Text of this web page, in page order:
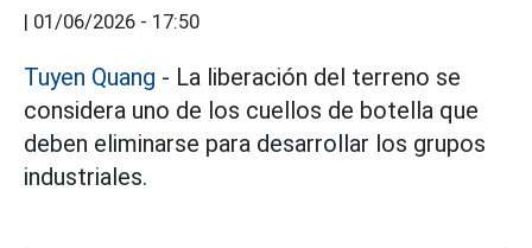
| 01/06/2026 - 17:50
Tuyen Quang - La liberación del terreno se
considera uno de los cuellos de botella que
deben eliminarse para desarrollar los grupos
industriales.